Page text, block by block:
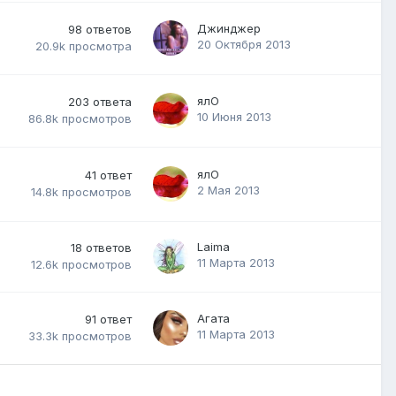
98 ответов
20.9k просмотра
Джинджер
20 Октября 2013
203 ответа
86.8k просмотров
ялО
10 Июня 2013
41 ответ
14.8k просмотров
ялО
2 Мая 2013
18 ответов
12.6k просмотров
Laimа
11 Марта 2013
91 ответ
33.3k просмотров
Агата
11 Марта 2013